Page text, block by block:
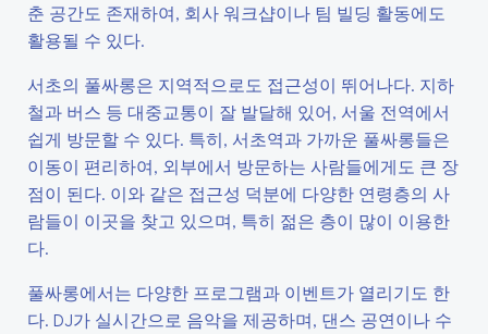
춘 공간도 존재하여, 회사 워크샵이나 팀 빌딩 활동에도
활용될 수 있다.
서초의 풀싸롱은 지역적으로도 접근성이 뛰어나다. 지하
철과 버스 등 대중교통이 잘 발달해 있어, 서울 전역에서
쉽게 방문할 수 있다. 특히, 서초역과 가까운 풀싸롱들은
이동이 편리하여, 외부에서 방문하는 사람들에게도 큰 장
점이 된다. 이와 같은 접근성 덕분에 다양한 연령층의 사
람들이 이곳을 찾고 있으며, 특히 젊은 층이 많이 이용한
다.
풀싸롱에서는 다양한 프로그램과 이벤트가 열리기도 한
다. DJ가 실시간으로 음악을 제공하며, 댄스 공연이나 수